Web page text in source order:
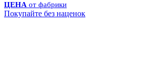
ЦЕНА от фабрики
Покупайте без наценок